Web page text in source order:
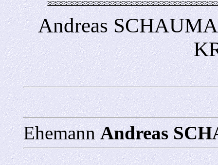
Andreas
EhemannAndreas